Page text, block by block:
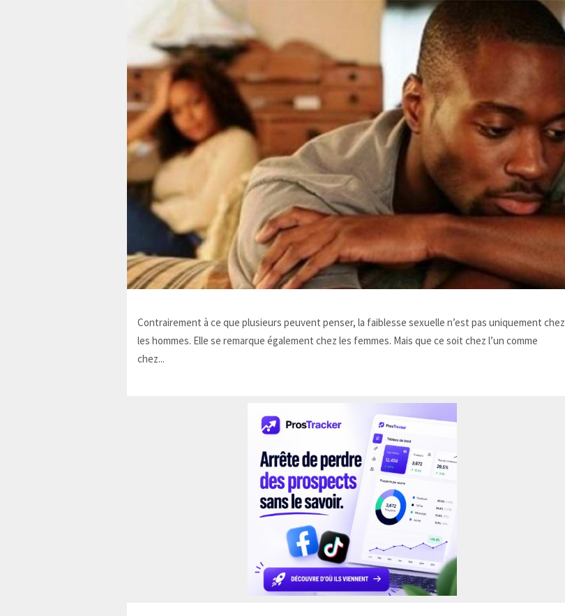
Contrairement à ce que plusieurs peuvent penser, la faiblesse sexuelle n’est pas uniquement chez
les hommes. Elle se remarque également chez les femmes. Mais que ce soit chez l’un comme
chez...